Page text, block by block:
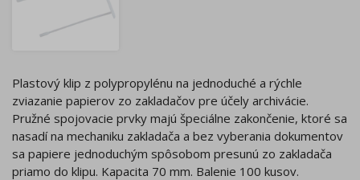
Plastový klip z polypropylénu na jednoduché a rýchle
zviazanie papierov zo zakladačov pre účely archivácie.
Pružné spojovacie prvky majú špeciálne zakončenie, ktoré sa
nasadí na mechaniku zakladača a bez vyberania dokumentov
sa papiere jednoduchým spôsobom presunú zo zakladača
priamo do klipu. Kapacita 70 mm. Balenie 100 kusov.